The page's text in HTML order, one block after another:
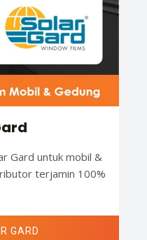
Gard untuk mobil &
terjamin 100%
GARD